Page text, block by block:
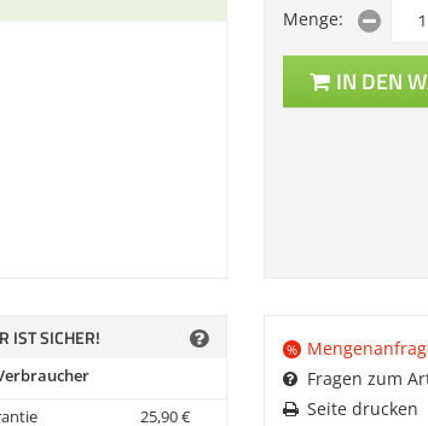
IST SICHER!
25,90€
Menge:
IN DEN
%
Fragen zum
Seite drucken